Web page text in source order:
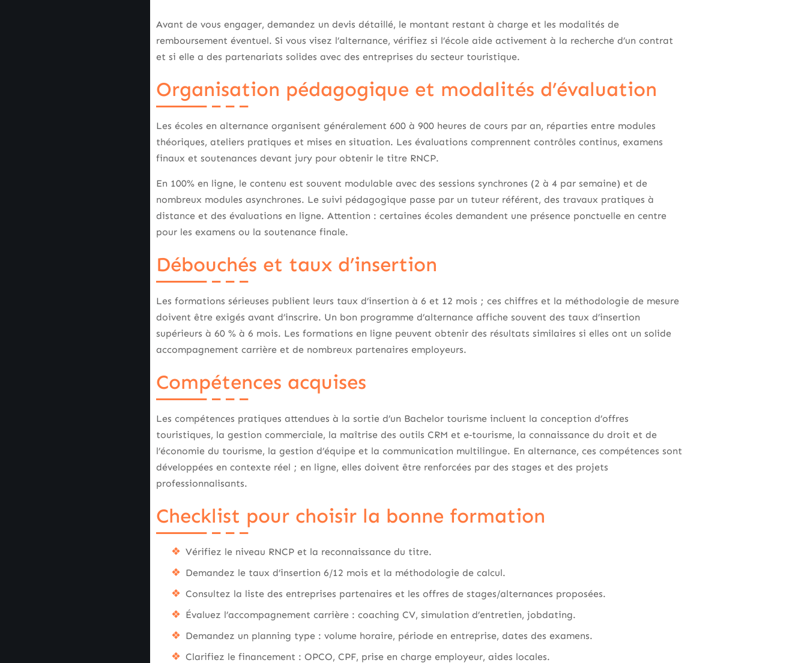
Avant de vous engager, demandez un devis détaillé, le montant restant à charge et les modalités de
remboursement éventuel. Si vous visez l’alternance, vérifiez si l’école aide activement à la recherche d’un contrat
et si elle a des partenariats solides avec des entreprises du secteur touristique.
Organisation pédagogique et modalités d’évaluation
Les écoles en alternance organisent généralement 600 à 900 heures de cours par an, réparties entre modules
théoriques, ateliers pratiques et mises en situation. Les évaluations comprennent contrôles continus, examens
finaux et soutenances devant jury pour obtenir le titre RNCP.
En 100% en ligne, le contenu est souvent modulable avec des sessions synchrones (2 à 4 par semaine) et de
nombreux modules asynchrones. Le suivi pédagogique passe par un tuteur référent, des travaux pratiques à
distance et des évaluations en ligne. Attention : certaines écoles demandent une présence ponctuelle en centre
pour les examens ou la soutenance finale.
Débouchés et taux d’insertion
Les formations sérieuses publient leurs taux d’insertion à 6 et 12 mois ; ces chiffres et la méthodologie de mesure
doivent être exigés avant d’inscrire. Un bon programme d’alternance affiche souvent des taux d’insertion
supérieurs à 60 % à 6 mois. Les formations en ligne peuvent obtenir des résultats similaires si elles ont un solide
accompagnement carrière et de nombreux partenaires employeurs.
Compétences acquises
Les compétences pratiques attendues à la sortie d’un Bachelor tourisme incluent la conception d’offres
touristiques, la gestion commerciale, la maîtrise des outils CRM et e‑tourisme, la connaissance du droit et de
l’économie du tourisme, la gestion d’équipe et la communication multilingue. En alternance, ces compétences sont
développées en contexte réel ; en ligne, elles doivent être renforcées par des stages et des projets
professionnalisants.
Checklist pour choisir la bonne formation
Vérifiez le niveau RNCP et la reconnaissance du titre.
Demandez le taux d’insertion 6/12 mois et la méthodologie de calcul.
Consultez la liste des entreprises partenaires et les offres de stages/alternances proposées.
Évaluez l’accompagnement carrière : coaching CV, simulation d’entretien, jobdating.
Demandez un planning type : volume horaire, période en entreprise, dates des examens.
Clarifiez le financement : OPCO, CPF, prise en charge employeur, aides locales.